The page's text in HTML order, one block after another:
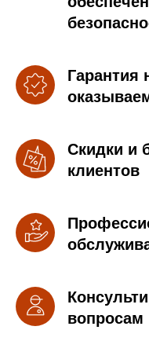
Гарантия
Скидки и
клиентов
вопросам